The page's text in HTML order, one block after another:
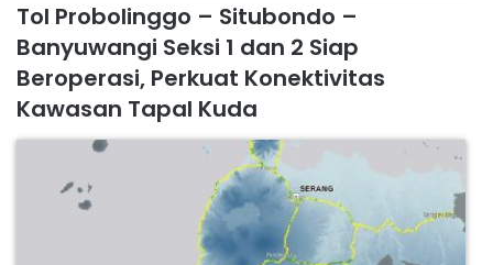
Tol Probolinggo – Situbondo –
Banyuwangi Seksi 1 dan 2 Siap
Beroperasi, Perkuat Konektivitas
Kawasan Tapal Kuda